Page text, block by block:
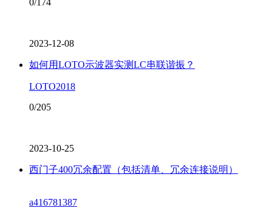
0/174
2023-12-08
如何用LOTO示波器实测LC串联谐振？
LOTO2018
0/205
2023-10-25
西门子400冗余配置（包括清单、冗余连接说明）
a416781387